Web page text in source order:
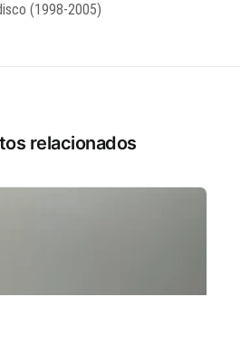
(1998-2005)
relacionados